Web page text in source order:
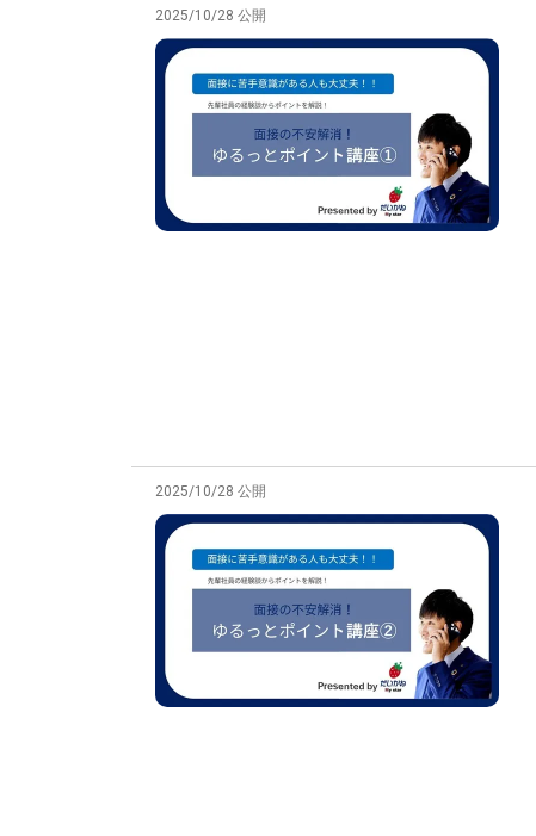
2025/10/28 公開
2025/10/28 公開